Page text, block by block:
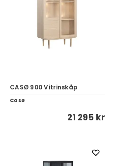
CASØ 900 Vitrinskåp
Casø
21 295 kr